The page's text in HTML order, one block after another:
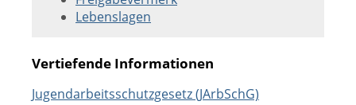
Lebenslagen
Vertiefende Informationen
Jugendarbeitsschutzgesetz (JArbSchG)